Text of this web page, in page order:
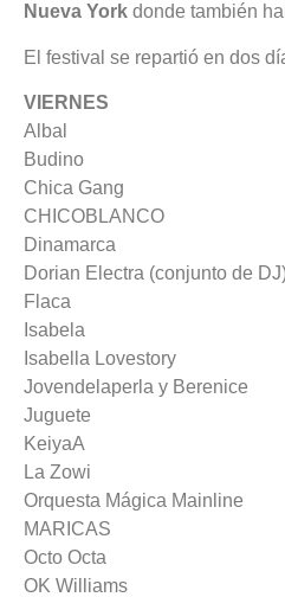
Nueva York donde también
El festival se repartió en dos
VIERNES
Albal
Budino
Chica Gang
CHICOBLANCO
Dinamarca
Dorian Electra (conjunto de
Flaca
Isabela
Isabella Lovestory
Jovendelaperla y Berenice
Juguete
KeiyaA
La Zowi
Orquesta Mágica Mainline
MARICAS
Octo Octa
OK Williams